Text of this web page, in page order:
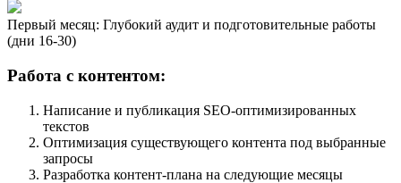
Первый месяц: Глубокий аудит и подготовительные работы
(дни 16-30)
Работа с контентом:
Написание и публикация SEO-оптимизированных
текстов
Оптимизация существующего контента под выбранные
запросы
Разработка контент-плана на следующие месяцы